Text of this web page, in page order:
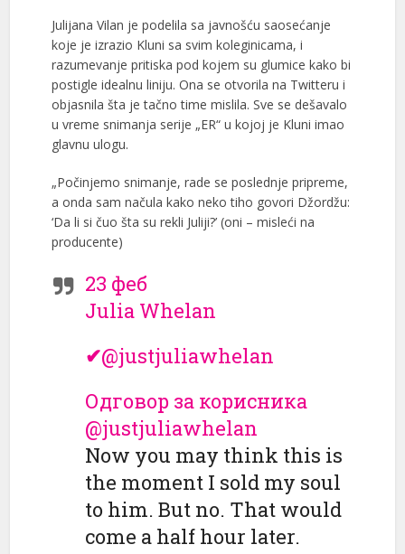
Julijana Vilan je podelila sa javnošću saosećanje
koje je izrazio Kluni sa svim koleginicama, i
razumevanje pritiska pod kojem su glumice kako bi
postigle idealnu liniju. Ona se otvorila na Twitteru i
objasnila šta je tačno time mislila. Sve se dešavalo
u vreme snimanja serije „ER“ u kojoj je Kluni imao
glavnu ulogu.
„Počinjemo snimanje, rade se poslednje pripreme,
a onda sam načula kako neko tiho govori Džordžu:
‘Da li si čuo šta su rekli Juliji?’ (oni – misleći na
producente)
23 феб
Julia Whelan
✔@justjuliawhelan
Одговор за корисника
@justjuliawhelan
Now you may think this is
the moment I sold my soul
to him. But no. That would
come a half hour later.